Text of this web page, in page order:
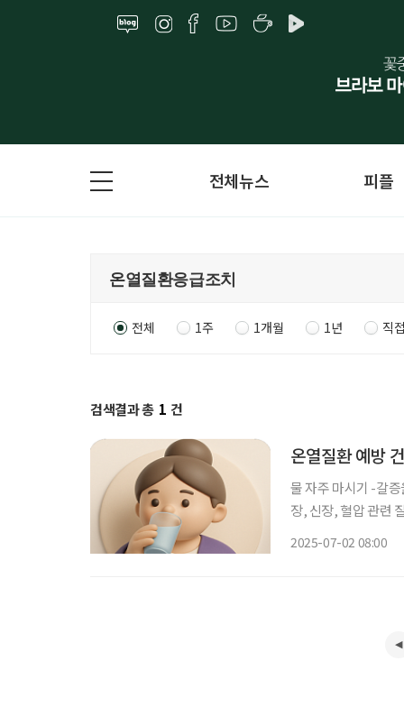
전체뉴스 피플
전체 1주 1개월 1년 직
검색결과 총 1 건
온열질환 예방
물 자주 마시기 -갈증을 느끼지 않아도 규칙적으로 물 자주 마시기 -카페인 음료 줄이기 -심
장, 신장, 혈압 관련 질환자는 의사와
2025-07-02 08:00